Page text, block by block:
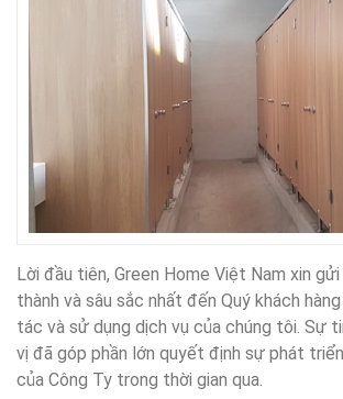
Lời đầu tiên, Green Home Việt Nam xin
thành và sâu sắc nhất đến Quý khách
tác và sử dụng dịch vụ của chúng tôi. Sự
vị đã góp phần lớn quyết định sự phát
của Công Ty trong thời gian qua.